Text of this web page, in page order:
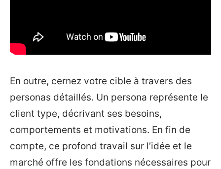
En outre, cernez votre cible à travers des
personas détaillés. Un persona représente le
client type, décrivant ses besoins,
comportements et motivations. En fin de
compte, ce profond travail sur l’idée et le
marché offre les fondations nécessaires pour